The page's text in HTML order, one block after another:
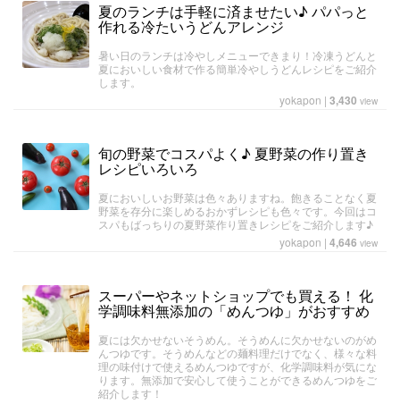
夏のランチは手軽に済ませたい♪ パパっと
作れる冷たいうどんアレンジ
暑い日のランチは冷やしメニューできまり！冷凍うどんと
夏においしい食材で作る簡単冷やしうどんレシピをご紹介
します。
yokapon | 3,430 view
旬の野菜でコスパよく♪ 夏野菜の作り置き
レシピいろいろ
夏においしいお野菜は色々ありますね。飽きることなく夏
野菜を存分に楽しめるおかずレシピも色々です。今回はコ
スパもばっちりの夏野菜作り置きレシピをご紹介します♪
yokapon | 4,646 view
スーパーやネットショップでも買える！ 化
学調味料無添加の「めんつゆ」がおすすめ
夏には欠かせないそうめん。そうめんに欠かせないのがめ
んつゆです。そうめんなどの麺料理だけでなく、様々な料
理の味付けで使えるめんつゆですが、化学調味料が気にな
ります。無添加で安心して使うことができるめんつゆをご
紹介します！